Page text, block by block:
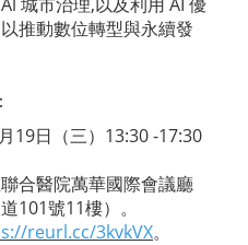
推動數位轉型與永續發
19日（三）13:30 -17:30
合醫院萬華國際會議廳
101號11樓）。
reurl.cc/3kvkVX。